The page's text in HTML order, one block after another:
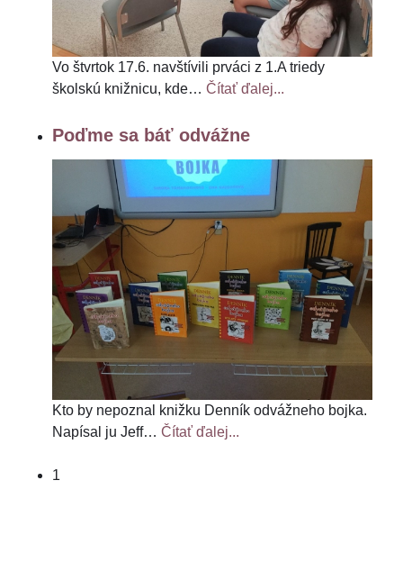
Vo štvrtok 17.6. navštívili prváci z 1.A triedy
školskú knižnicu, kde… Čítať ďalej...
Poďme sa báť odvážne
Kto by nepoznal knižku Denník odvážneho bojka.
Napísal ju Jeff… Čítať ďalej...
1